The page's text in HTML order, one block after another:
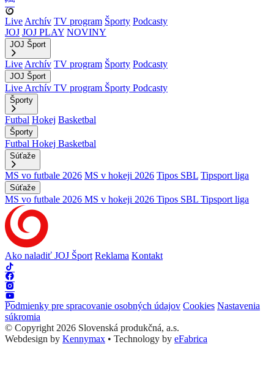
Live Archív TV program Športy Podcasty
JOJ JOJ PLAY NOVINY
JOJ Šport
Live Archív TV program Športy Podcasty
JOJ Šport
Live Archív TV program Športy Podcasty
Športy
Futbal Hokej Basketbal
Športy
Futbal Hokej Basketbal
Súťaže
MS vo futbale 2026 MS v hokeji 2026 Tipos SBL Tipsport liga
Súťaže
MS vo futbale 2026 MS v hokeji 2026 Tipos SBL Tipsport liga
Ako naladiť JOJ Šport Reklama Kontakt
Podmienky pre spracovanie osobných údajov Cookies Nastavenia
súkromia
© Copyright 2026 Slovenská produkčná, a.s.
Webdesign by Kennymax • Technology by eFabrica